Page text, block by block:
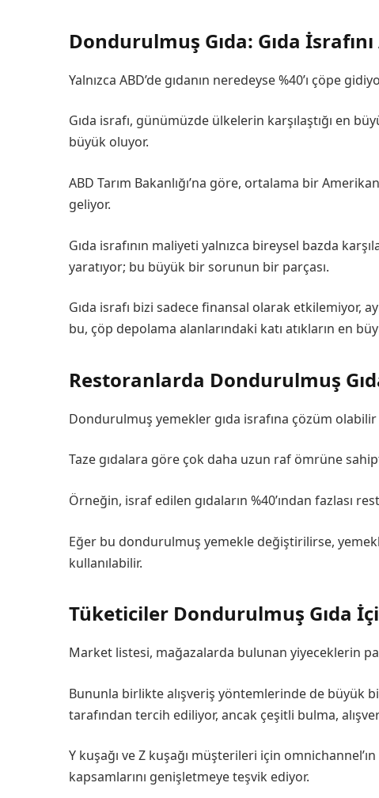
Dondurulmuş Gıda: Gıda
Yalnızca ABD’de gıdanın neredeyse %40’ı çöpe
Gıda israfı, günümüzde ülkelerin karşılaştığı en
büyük oluyor.
ABD Tarım Bakanlığı’na göre, ortalama bir
geliyor.
Gıda israfının maliyeti yalnızca bireysel bazda
yaratıyor; bu büyük bir sorunun bir parçası.
Gıda israfı bizi sadece finansal olarak etkilemiyor,
bu, çöp depolama alanlarındaki katı atıkların en
Restoranlarda Dondurulmuş
Dondurulmuş yemekler gıda israfına çözüm olabilir
Taze gıdalara göre çok daha uzun raf ömrüne
Örneğin, israf edilen gıdaların %40’ından fazlası
Eğer bu dondurulmuş yemekle değiştirilirse,
kullanılabilir.
Tüketiciler Dondurulmuş Gıda
Market listesi, mağazalarda bulunan yiyeceklerin
Bununla birlikte alışveriş yöntemlerinde de büyük
tarafından tercih ediliyor, ancak çeşitli bulma,
Y kuşağı ve Z kuşağı müşterileri için
kapsamlarını genişletmeye teşvik ediyor.